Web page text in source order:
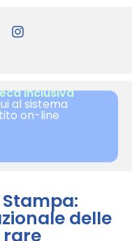
inclusiva
al sistema
on-line
delle